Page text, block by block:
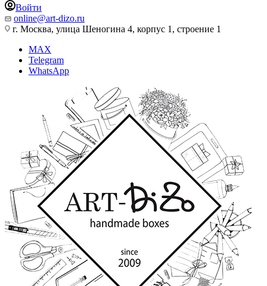
Войти
online@art-dizo.ru
г. Москва, улица Шеногина 4, корпус 1, строение 1
MAX
Telegram
WhatsApp